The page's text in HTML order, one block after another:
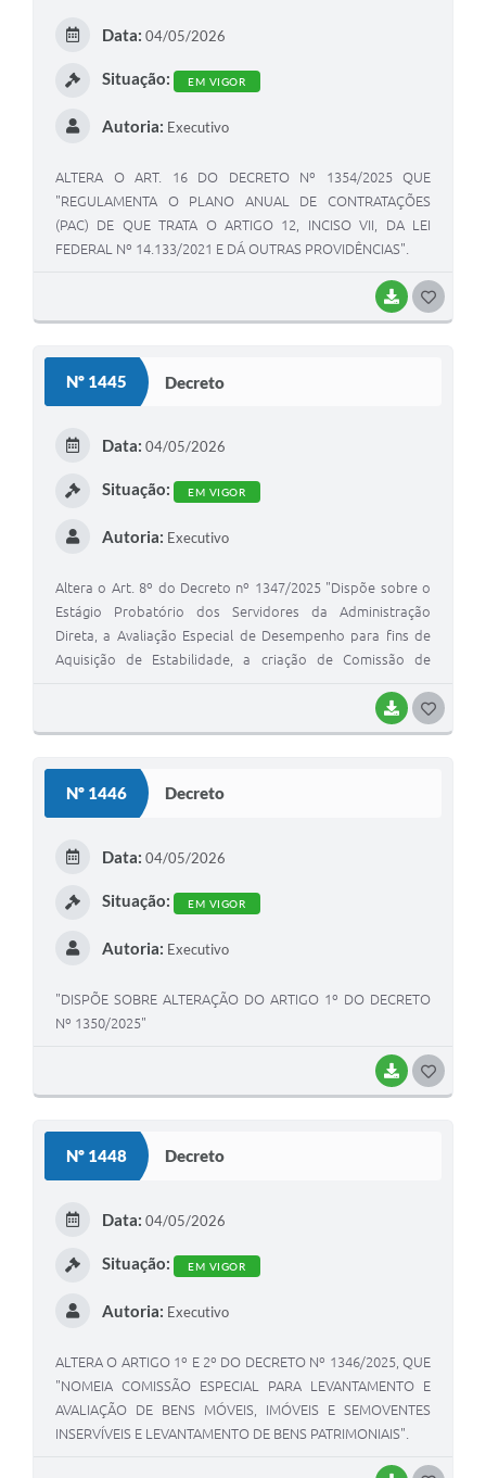
BAIXAR
Data: 04/05/2026
Situação: EM VIGOR
Autoria: Executivo
ALTERA O ART. 16 DO DECRETO Nº 1354/2025 QUE
"REGULAMENTA O PLANO ANUAL DE CONTRATAÇÕES
(PAC) DE QUE TRATA O ARTIGO 12, INCISO VII, DA LEI
FEDERAL Nº 14.133/2021 E DÁ OUTRAS PROVIDÊNCIAS".
Nº 1445 Decreto
BAIXAR
Data: 04/05/2026
Situação: EM VIGOR
Autoria: Executivo
Altera o Art. 8º do Decreto nº 1347/2025 "Dispõe sobre o
Estágio Probatório dos Servidores da Administração
Direta, a Avaliação Especial de Desempenho para fins de
Aquisição de Estabilidade, a criação de Comissão de
Nº 1446 Decreto
BAIXAR
Data: 04/05/2026
Situação: EM VIGOR
Autoria: Executivo
"DISPÕE SOBRE ALTERAÇÃO DO ARTIGO 1º DO DECRETO
Nº 1350/2025"
Nº 1448 Decreto
Data: 04/05/2026
Situação: EM VIGOR
Autoria: Executivo
ALTERA O ARTIGO 1º E 2º DO DECRETO Nº 1346/2025, QUE
"NOMEIA COMISSÃO ESPECIAL PARA LEVANTAMENTO E
AVALIAÇÃO DE BENS MÓVEIS, IMÓVEIS E SEMOVENTES
INSERVÍVEIS E LEVANTAMENTO DE BENS PATRIMONIAIS".